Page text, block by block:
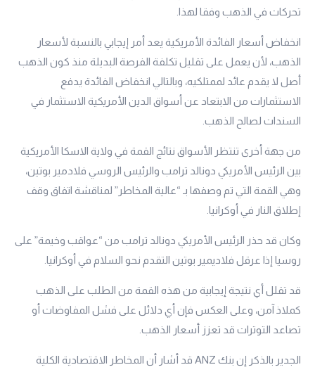
تحركات في الذهب وفقا لهذا.
انخفاض أسعار الفائدة الأمريكية يعد أمر إيجابي بالنسبة لأسعار
الذهب، لأن يعمل على تقليل تكلفة الفرصة البديلة منذ كون الذهب
أصل لا يقدم عائد لممتلكيه، وبالتالي انخفاض الفائدة يدفع
الاستثمارات من الابتعاد عن أسواق الدين الأمريكية الاستثمار في
السندات لصالح الذهب.
من جهة أخرى تنتظر الأسواق نتائج القمة في ولاية الاسكا الأمريكية
بين الرئيس الأمريكي دونالد ترامب والرئيس الروسي فلادمير بوتين،
وهي القمة التي تم وصفها بـ “عالية المخاطر” لمناقشة اتفاق وقف
إطلاق النار في أوكرانيا.
وكان قد حذر الرئيس الأمريكي دونالد ترامب من “عواقب وخيمة” على
روسيا إذا عرقل فلاديمير بوتين التقدم نحو السلام في أوكرانيا.
قد تقلل أي نتيجة إيجابية من هذه القمة من الطلب على الذهب
كملاذ آمن، وعلى العكس فإن أي دلائل على فشل المفاوضات أو
تصاعد التوترات قد تعزز أسعار الذهب.
الجدير بالذكر إن بنك ANZ قد أشار أن المخاطر الاقتصادية الكلية